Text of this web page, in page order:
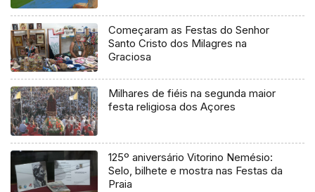
Começaram as Festas do Senhor
Santo Cristo dos Milagres na
Graciosa
Milhares de fiéis na segunda maior
festa religiosa dos Açores
125º aniversário Vitorino Nemésio:
Selo, bilhete e mostra nas Festas da
Praia